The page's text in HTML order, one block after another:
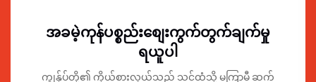
အခမဲ့ကုန်ပစ္စည်းစျေးကွက်တွက်ချက်မှု
ရယူပါ
ကျွန်ုပ်တို့၏ ကိုယ်စားလှယ်သည် သင့်ထံသို့ မကြာမီ ဆက်